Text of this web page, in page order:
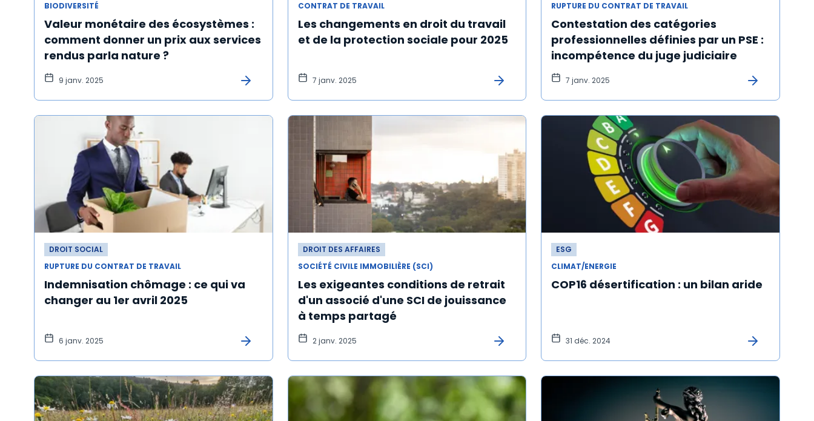
BIODIVERSITÉ
Valeur monétaire des écosystèmes :
comment donner un prix aux services
rendus parla nature ?
9 janv. 2025
CONTRAT DE TRAVAIL
Les changements en droit du travail
et de la protection sociale pour 2025
7 janv. 2025
RUPTURE DU CONTRAT DE TRAVAIL
Contestation des catégories
professionnelles définies par un PSE :
incompétence du juge judiciaire
7 janv. 2025
DROIT SOCIAL
RUPTURE DU CONTRAT DE TRAVAIL
Indemnisation chômage : ce qui va
changer au 1er avril 2025
6 janv. 2025
DROIT DES AFFAIRES
SOCIÉTÉ CIVILE IMMOBILIÈRE (SCI)
Les exigeantes conditions de retrait
d'un associé d'une SCI de jouissance
à temps partagé
2 janv. 2025
ESG
CLIMAT/ENERGIE
COP16 désertification : un bilan aride
31 déc. 2024